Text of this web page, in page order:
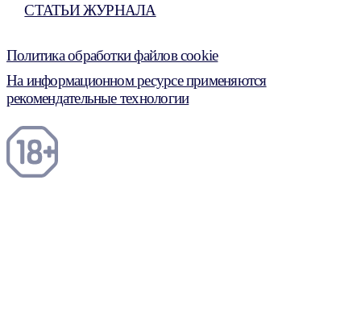
СТАТЬИ ЖУРНАЛА
Политика обработки файлов cookie
На информационном ресурсе применяются
рекомендательные технологии